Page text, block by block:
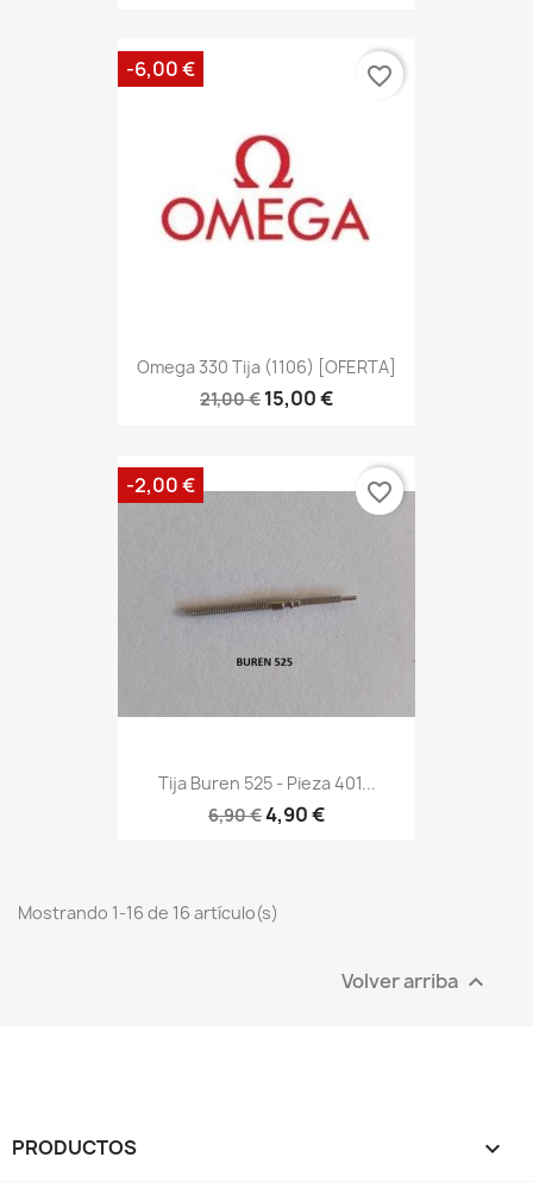
Omega 330 Tija (1106) [OFERTA]
21,00 € 15,00 €
-6,00 € favorite_border
Tija Buren 525 - Pieza 401...
6,90 €4,90 €
-2,00 € favorite_border
Mostrando 1-16 de 16 artículo(s)
Volver arriba 
PRODUCTOS 